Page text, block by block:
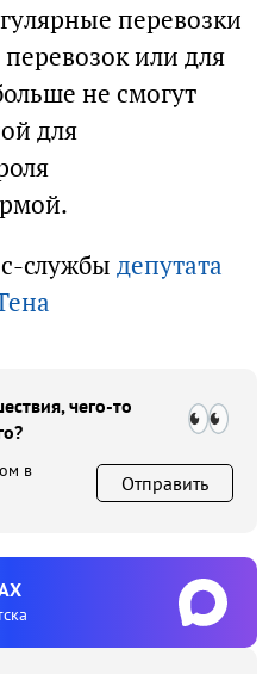
перевозки
или для
не смогут
для
службы депутата
чего-то
в
Отправить